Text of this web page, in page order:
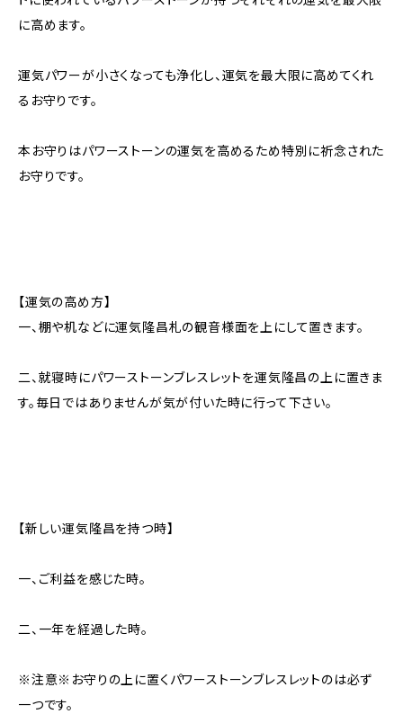
に高めます。
運気パワーが小さくなっても浄化し、運気を最大限に高めてくれ
るお守りです。
本お守りはパワーストーンの運気を高めるため特別に祈念された
お守りです。
【運気の高め方】
一、棚や机などに運気隆昌札の観音様面を上にして置きます。
二、就寝時にパワーストーンブレスレットを運気隆昌の上に置きま
す。毎日ではありませんが気が付いた時に行って下さい。
【新しい運気隆昌を持つ時】
一、ご利益を感じた時。
二、一年を経過した時。
※注意※お守りの上に置くパワーストーンブレスレットのは必ず
一つです。